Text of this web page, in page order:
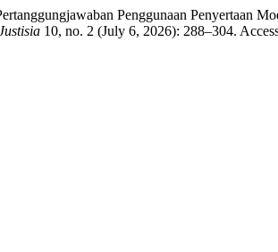
Penggunaan Penyertaan
10, no. 2 (July 6, 2026): 288–304.